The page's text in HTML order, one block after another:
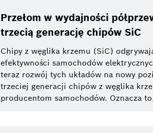
Przełom w wydajności
trzecią generację chipów SiC
Chipy z węglika krzemu (SiC)
efektywności samochodów
teraz rozwój tych układów na nowy
trzeciej generacji chipów z węglika
producentom samochodów. Oznacza